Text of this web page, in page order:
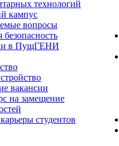
технологий
кампус
вопросы
в ПущГЕНИ
вакансии
на замещение
студентов